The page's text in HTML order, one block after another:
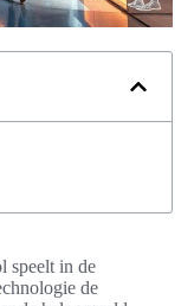
speelt in de
de